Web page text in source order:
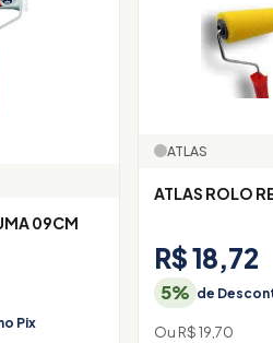
09CM
Pix
ATLAS
ATLAS ROLO
R$ 18,72
5% de
Ou R$ 19,70